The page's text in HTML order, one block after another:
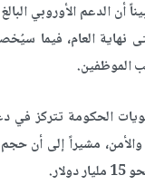
العام، فيما
الموظفين.
الحكومة تتركز
والأمن، مشيراً إلى أن